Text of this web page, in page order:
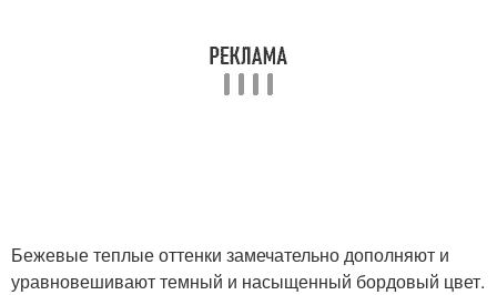
Бежевые теплые оттенки замечательно дополняют и
уравновешивают темный и насыщенный бордовый цвет.